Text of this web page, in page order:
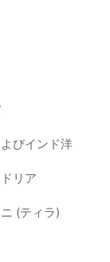
びインド洋
リア
(ティラ)